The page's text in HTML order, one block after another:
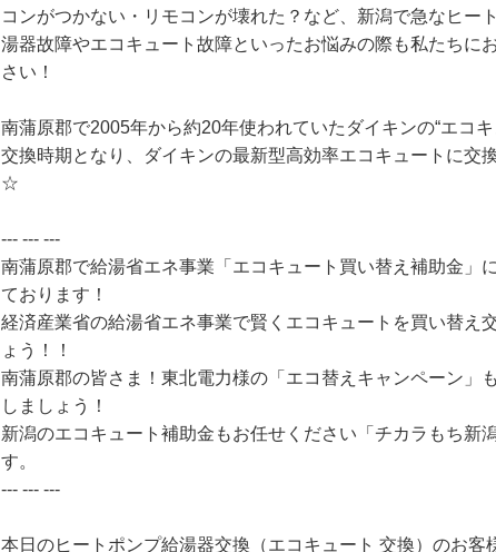
コンがつかない・リモコンが壊れた？など、新潟で急なヒー
湯器故障やエコキュート故障といったお悩みの際も私たちに
さい！
南蒲原郡で2005年から約20年使われていたダイキンの“エコキ
交換時期となり、ダイキンの最新型高効率エコキュートに交
☆
--- --- ---
南蒲原郡で給湯省エネ事業「エコキュート買い替え補助金」
ております！
経済産業省の給湯省エネ事業で賢くエコキュートを買い替え
ょう！！
南蒲原郡の皆さま！東北電力様の「エコ替えキャンペーン」
しましょう！
新潟のエコキュート補助金もお任せください「チカラもち新
す。
--- --- ---
本日のヒートポンプ給湯器交換（エコキュート 交換）のお客